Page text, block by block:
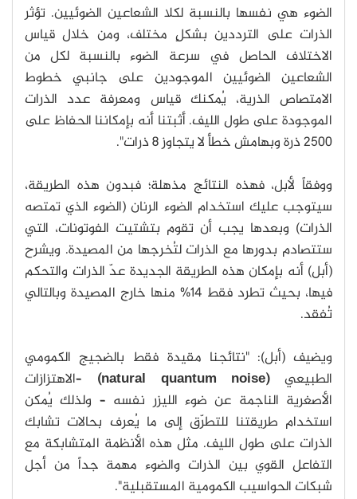
الضوء هي نفسها بالنسبة لكلا الشعاعين الضوئيين. تؤثر
الذرات على الترددين بشكلٍ مختلف، ومن خلال قياس
الاختلاف الحاصل في سرعة الضوء بالنسبة لكل من
الشعاعين الضوئيين الموجودين على جانبي خطوط
الامتصاص الذرية، يُمكنك قياس ومعرفة عدد الذرات
الموجودة على طول الليف. أثبتنا أنه بإمكاننا الحفاظ على
2500 ذرة وبهامش خطأ لا يتجاوز 8 ذرات".
ووفقاً لأبل، فهذه النتائج مذهلة؛ فبدون هذه الطريقة،
سيتوجب عليك استخدام الضوء الرنان (الضوء الذي تمتصه
الذرات) وبعدها يجب أن تقوم بتشتيت الفوتونات، التي
ستتصادم بدورها مع الذرات لتُخرجها من المصيدة. ويشرح
(أبل) أنه بإمكان هذه الطريقة الجديدة عدّ الذرات والتحكم
فيها، بحيث تطرد فقط 14% منها خارج المصيدة وبالتالي
تُفقد.
ويضيف (أبل): "نتائجنا مقيدة فقط بالضجيج الكمومي
الطبيعي(natural quantum noise)
–الاهتزازات
الأصغرية الناجمة عن ضوء الليزر نفسه – ولذلك يُمكن
استخدام طريقتنا للتطرّق إلى ما يُعرف بحالات تشابك
الذرات على طول الليف. مثل هذه الأنظمة المتشابكة مع
التفاعل القوي بين الذرات والضوء مهمة جداً من أجل
شبكات الحواسيب الكمومية المستقبلية".